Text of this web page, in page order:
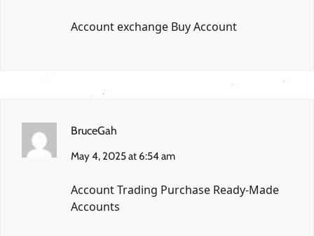
Account exchange Buy Account
BruceGah
May 4, 2025 at 6:54 am
Account Trading Purchase Ready-Made
Accounts